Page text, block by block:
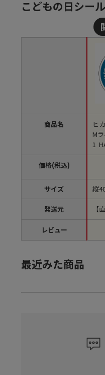
こどもの日シー
商品名
価格(税込)
サイズ
発送元
レビュー
ヒ
Mラ
1
AY
袋
縦
【
最近みた商品